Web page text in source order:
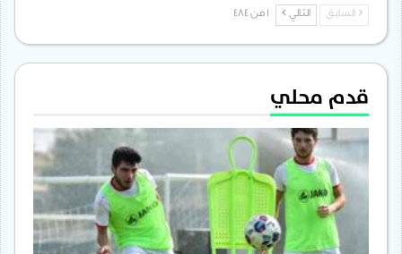
السابق التالي
قدم محلي